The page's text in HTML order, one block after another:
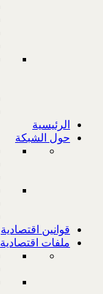
الرئيسية
حول الشبكة
قوانين اقتصادية
ملفات اقتصادية